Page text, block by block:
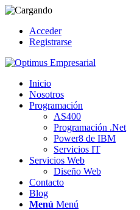
Acceder
Registrarse
Inicio
Nosotros
Programación
AS400
Programación .Net
Power8 de IBM
Servicios IT
Servicios Web
Diseño Web
Contacto
Blog
Menú Menú